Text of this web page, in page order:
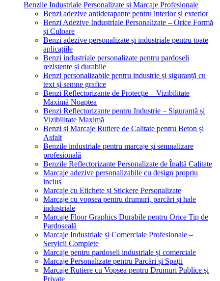
Benzile Industriale Personalizate și Marcaje Profesionale
Benzi adezive antiderapante pentru interior și exterior
Benzi Adezive Industriale Personalizate – Orice Formă
și Culoare
Benzi adezive personalizate și industriale pentru toate
aplicațiile
Benzi industriale personalizate pentru pardoseli
rezistente și durabile
Benzi personalizabile pentru industrie și siguranță cu
text și semne grafice
Benzi Reflectorizante de Protecție – Vizibilitate
Maximă Noaptea
Benzi Reflectorizante pentru Industrie – Siguranță și
Vizibilitate Maximă
Benzi și Marcaje Rutiere de Calitate pentru Beton și
Asfalt
Benzile industriale pentru marcaje și semnalizare
profesională
Benzile Reflectorizante Personalizate de Înaltă Calitate
Marcaje adezive personalizabile cu design propriu
inclus
Marcaje cu Etichete și Stickere Personalizate
Marcaje cu vopsea pentru drumuri, parcări și hale
industriale
Marcaje Floor Graphics Durabile pentru Orice Tip de
Pardoseală
Marcaje Industriale și Comerciale Profesionale –
Servicii Complete
Marcaje pentru pardoseli industriale și comerciale
Marcaje Personalizate pentru Parcări și Spații
Marcaje Rutiere cu Vopsea pentru Drumuri Publice și
Private